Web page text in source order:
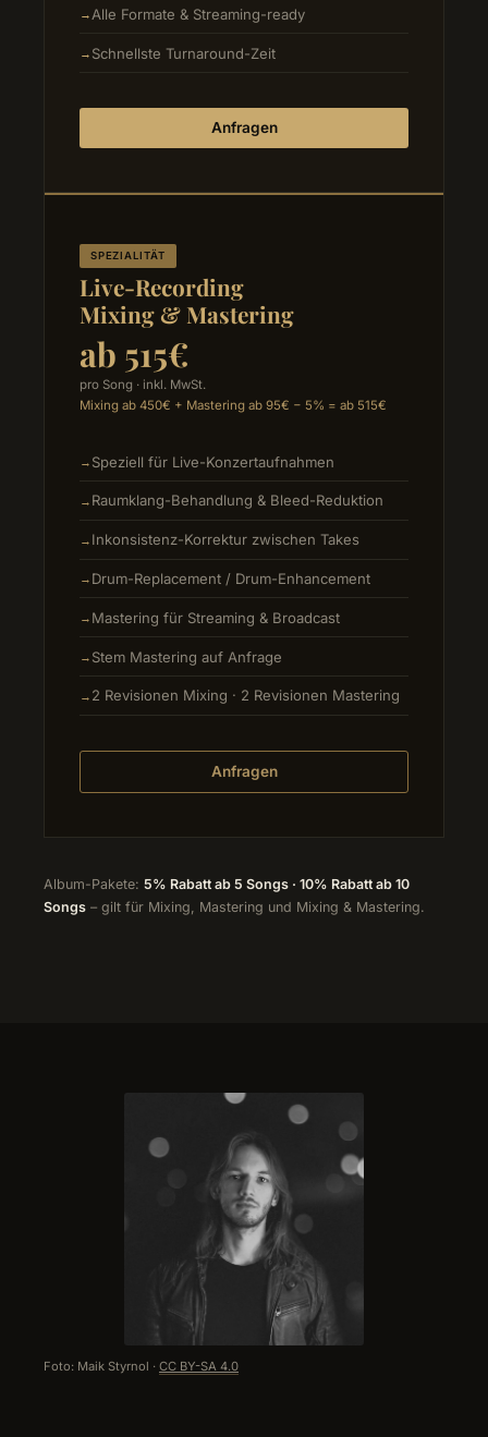
Alle Formate & Streaming-ready
Schnellste Turnaround-Zeit
Anfragen
SPEZIALITÄT
Live-Recording
Mixing & Mastering
ab 515€
pro Song · inkl. MwSt.
Mixing ab 450€ + Mastering ab 95€ − 5% = ab 515€
Speziell für Live-Konzertaufnahmen
Raumklang-Behandlung & Bleed-Reduktion
Inkonsistenz-Korrektur zwischen Takes
Drum-Replacement / Drum-Enhancement
Mastering für Streaming & Broadcast
Stem Mastering auf Anfrage
2 Revisionen Mixing · 2 Revisionen Mastering
Anfragen
Album-Pakete: 5% Rabatt ab 5 Songs · 10% Rabatt ab 10
Songs – gilt für Mixing, Mastering und Mixing & Mastering.
Foto: Maik Styrnol · CC BY-SA 4.0